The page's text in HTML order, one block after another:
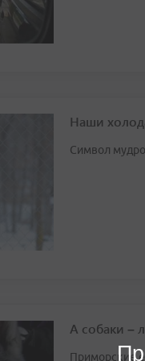
Наши
Символ
А собаки –
Приморские